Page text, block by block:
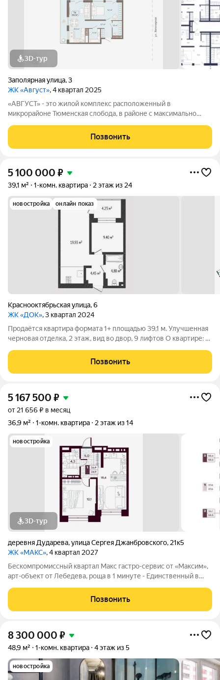
3D-тур
Заполярная улица,3
ЖК «Август», 4 квартал 2025
«АВГУСТ» - это жилой комплекс расположенный в
микрорайоне Тюменская слобода, в районе с максимально
развязки, которые позволяют добраться в любую точку города
за 15 минут. Архитектура комплекса
Позвонить
5 100 000 ₽
39,1 м² 1-комн. квартира 2 этаж из 24
новостройка онлайн показ
Краснооктябрьская улица,6
ЖК «ДОК», 3 квартал 2024
Продаётся квартира формата 1+ площадью 39,1 м. Улучшенная
черновая отделка, 2 этаж, вид во двор, 9 лифтов О квартире: -
19,93 м с выходом на лоджию. - Совмещённый санузел 4,8 м,
Позвонить
5 167 500 ₽
от 21 656 ₽ в месяц
36,9 м²
1-комн. квартира 2 этаж из 14
новостройка
3D-тур
деревня Дударева,улица Сергея Джанбровского, 21к5
ЖК «МАКС», 4 квартал 2027
Бескомпромиссный квартал Макс гастро-сервис от «Максим»,
арт-объект от Лебедева, роща в 1 минуте - Единственный в
квартиры,
Позвонить
8 300 000 ₽
48,9 м² 1-комн. квартира 4 этаж из 5
новостройка